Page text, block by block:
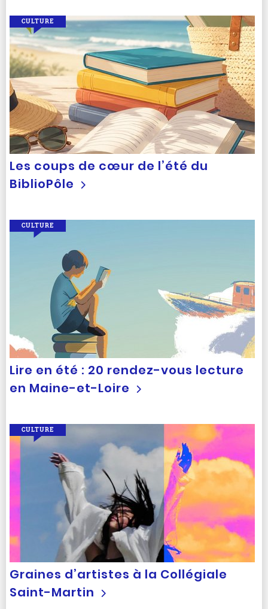
Les coups de cœur de l’été du
BiblioPôle
CULTURE
Lire en été : 20 rendez-vous lecture
en Maine-et-Loire
CULTURE
Graines d’artistes à la Collégiale
Saint-Martin
CULTURE